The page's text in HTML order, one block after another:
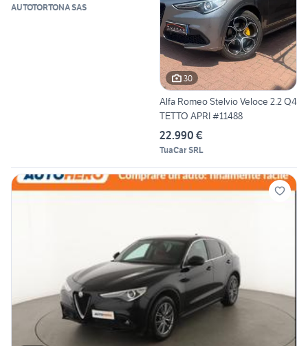
AUTOTORTONA SAS
30
Alfa Romeo Stelvio Veloce 2.2 Q4
TETTO APRI #11488
22.990 €
TuaCar SRL